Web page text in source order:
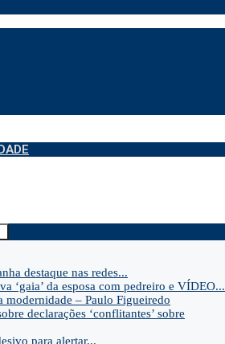
destaque nas redes...
‘gaia’ da esposa com pedreiro e VÍDEO...
– Paulo Figueiredo
declarações ‘conflitantes’ sobre
para alertar...